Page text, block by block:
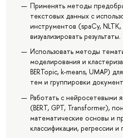
Применять методы
текстовых данных с
инструментов (spaCy, NLTK,
визуализировать результаты.
Использовать методы
моделирования и
BERTopic, k-means, UMAP)
тем и группировки
Работать с нейросетевыми
(BERT, GPT, Transformer),
математические основы и
классификации, регрессии и